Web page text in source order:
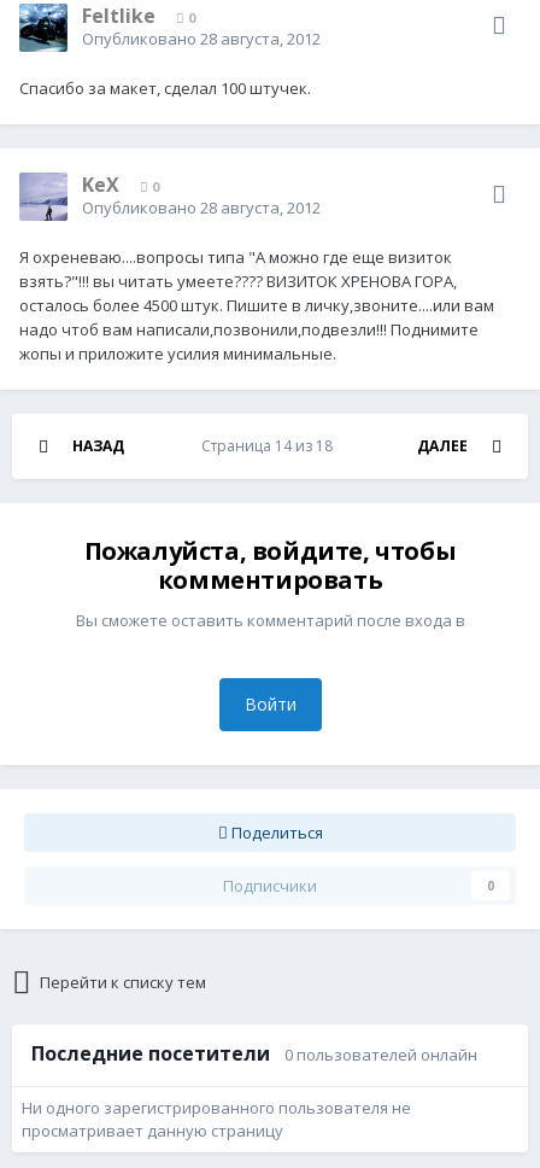
Feltlike 0
Опубликовано 28 августа, 2012
Спасибо за макет, сделал 100 штучек.
KeX 0
Опубликовано 28 августа, 2012
Я охреневаю....вопросы типа "А можно где еще визиток
взять?"!!! вы читать умеете???? ВИЗИТОК ХРЕНОВА ГОРА,
осталось более 4500 штук. Пишите в личку,звоните....или вам
надо чтоб вам написали,позвонили,подвезли!!! Поднимите
жопы и приложите усилия минимальные.
НАЗАД ДАЛЕЕ
Страница 14 из 18
Пожалуйста, войдите, чтобы
комментировать
Вы сможете оставить комментарий после входа в
Войти
Поделиться
Подписчики 0
Перейти к списку тем
Последние посетители 0 пользователей онлайн
Ни одного зарегистрированного пользователя не
просматривает данную страницу